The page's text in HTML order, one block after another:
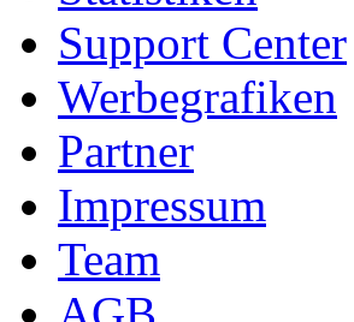
Support Center
Werbegrafiken
Partner
Impressum
Team